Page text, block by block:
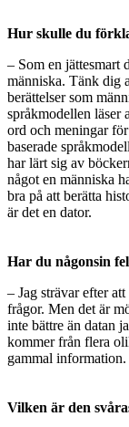
Hur skulle du
– Som en jättesmart
människa. Tänk dig
berättelser som
språkmodellen läser
ord och meningar
baserade
har lärt sig av
något en människa
bra på att berätta
är det en dator.
Har du någonsin
– Jag strävar efter
frågor. Men det är
inte bättre än datan
kommer från flera
gammal information.
Vilken är den